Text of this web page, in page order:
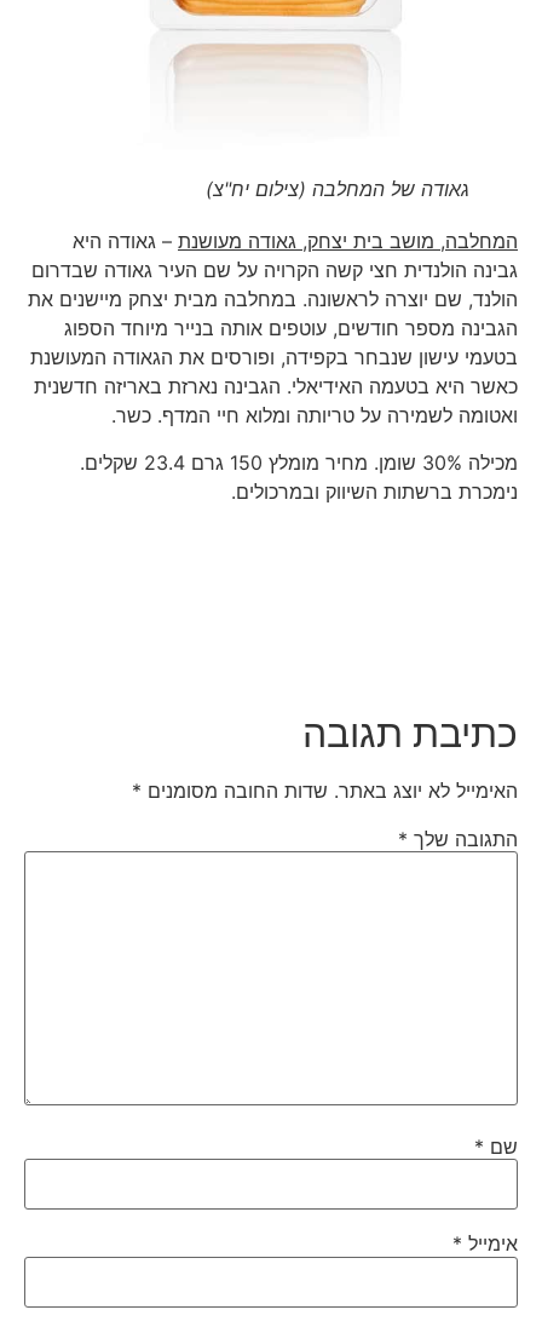
גאודה של המחלבה (צילום יח"צ)
המחלבה, מושב בית יצחק, גאודה מעושנת– גאודה היא
גבינה הולנדית חצי קשה הקרויה על שם העיר גאודה שבדרום
הולנד, שם יוצרה לראשונה. במחלבה מבית יצחק מיישנים את
הגבינה מספר חודשים, עוטפים אותה בנייר מיוחד הספוג
בטעמי עישון שנבחר בקפידה, ופורסים את הגאודה המעושנת
כאשר היא בטעמה האידיאלי. הגבינה נארזת באריזה חדשנית
ואטומה לשמירה על טריותה ומלוא חיי המדף. כשר.
מכילה 30% שומן. מחיר מומלץ 150 גרם 23.4 שקלים.
נימכרת ברשתות השיווק ובמרכולים.
כתיבת תגובה
האימייל לא יוצג באתר. שדות החובה מסומנים*
התגובה שלך*
שם*
אימייל*